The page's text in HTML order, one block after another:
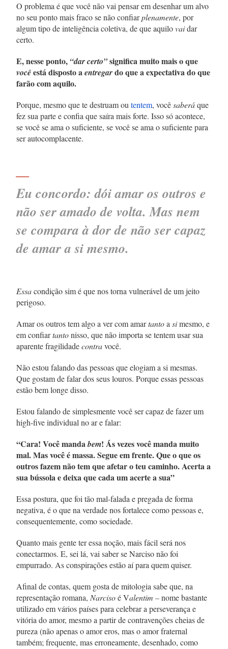
O problema é que você não vai pensar em desenhar um alvo
no seu ponto mais fraco se não confiarplenamente, por
algum tipo de inteligência coletiva, de que aquilovaidar
certo.
E, nesse ponto, “dar certo”significa muito mais o que
vocêestá disposto aentregardo que a expectativa do que
farão com aquilo.
Porque, mesmo que te destruam outentem, vocêsaberáque
fez sua parte e confia que saíra mais forte. Isso só acontece,
se você se ama o suficiente, se você se ama o suficiente para
ser autocomplacente.
—
Eu concordo: dói amar os outros e
não ser amado de volta. Mas nem
se compara à dor de não ser capaz
de amar a si mesmo.
Essacondição sim é que nos torna vulnerável de um jeito
perigoso.
Amar os outros tem algo a ver com amartantoasimesmo, e
em confiartantonisso, que não importa se tentem usar sua
aparente fragilidadecontravocê.
Não estou falando das pessoas que elogiam a si mesmas.
Que gostam de falar dos seus louros. Porque essas pessoas
estão bem longe disso.
Estou falando de simplesmente você ser capaz de fazer um
high-five individual no ar e falar:
“Cara! Você mandabem! Ás vezes você manda muito
mal. Mas você é massa. Segue em frente. Que o que os
outros fazem não tem que afetar o teu caminho. Acerta a
sua bússola e deixa que cada um acerte a sua”
Essa postura, que foi tão mal-falada e pregada de forma
negativa, é o que na verdade nos fortalece como pessoas e,
consequentemente, como sociedade.
Quanto mais gente ter essa noção, mais fácil será nos
conectarmos. E, sei lá, vai saber se Narciso não foi
empurrado. As conspirações estão aí para quem quiser.
Afinal de contas, quem gosta de mitologia sabe que, na
representação romana,Narcisoé Valentim –nome bastante
utilizado em vários países para celebrar a perseverança e
vitória do amor, mesmo a partir de contravenções cheias de
pureza (não apenas o amor eros, mas o amor fraternal
também; frequente, mas erroneamente, desenhado, como